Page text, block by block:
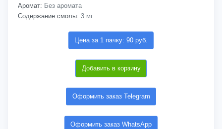
Аромат: Без аромата
Содержание смолы: 3 мг
Цена за 1 пачку: 90 руб.
Добавить в корзину
Оформить заказ Telegram
Оформить заказ WhatsApp